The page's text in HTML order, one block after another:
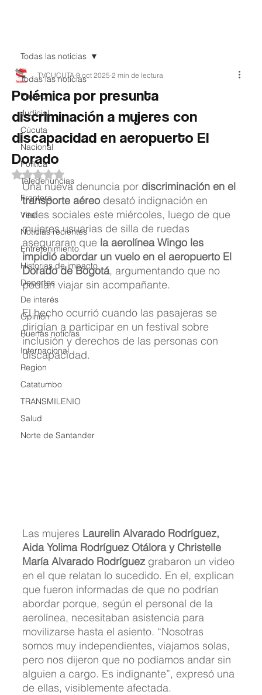
Todas las noticias
EnVivo
Judicial
Cúcuta
Nacional
Política
Teledenuncias
Frontera
Viral
Noticias recientes
Entretenimiento
Historias de impacto
Deportes
De interés
Opinión
Buenas noticias
Internacional
Region
Catatumbo
TRANSMILENIO
Salud
Norte de Santander
Todas las noticias
Polémica por presunta
discriminación a mujeres con
discapacidad en aeropuerto El
Dorado
TVCUCUTA 9 oct 2025 2 min de lectura
Obtuvo NaN de 5 estrellas.
Una nueva denuncia por discriminación en el
transporte aéreo desató indignación en
redes sociales este miércoles, luego de que
mujeres usuarias de silla de ruedas
aseguraran que la aerolínea Wingo les
impidió abordar un vuelo en el aeropuerto El
Dorado de Bogotá, argumentando que no
podían viajar sin acompañante.
El hecho ocurrió cuando las pasajeras se
dirigían a participar en un festival sobre
inclusión y derechos de las personas con
discapacidad.
Las mujeres Laurelin Alvarado Rodríguez,
Aida Yolima Rodríguez Otálora y Christelle
María Alvarado Rodríguez grabaron un video
en el que relatan lo sucedido. En el, explican
que fueron informadas de que no podrían
abordar porque, según el personal de la
aerolínea, necesitaban asistencia para
movilizarse hasta el asiento. “Nosotras
somos muy independientes, viajamos solas,
pero nos dijeron que no podíamos andar sin
alguien a cargo. Es indignante”, expresó una
de ellas, visiblemente afectada.